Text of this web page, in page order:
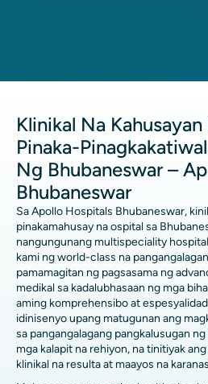
Klinikal Na
Pinaka-
Ng Bhubaneswar –
Bhubaneswar
Sa Apollo Hospitals Bhubaneswar,
pinakamahusay na ospital sa
nangungunang multispeciality
kami ng world-class na
pamamagitan ng pagsasama ng
medikal sa kadalubhasaan ng mga
aming komprehensibo at
idinisenyo upang matugunan ang
sa pangangalagang pangkalusugan
mga kalapit na rehiyon, na tinitiyak
klinikal na resulta at maayos na